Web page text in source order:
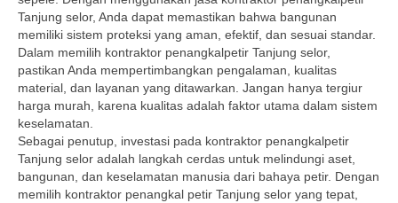
Tanjung selor, Anda dapat memastikan bahwa bangunan
memiliki sistem proteksi yang aman, efektif, dan sesuai standar.
Dalam memilih kontraktor penangkalpetir Tanjung selor,
pastikan Anda mempertimbangkan pengalaman, kualitas
material, dan layanan yang ditawarkan. Jangan hanya tergiur
harga murah, karena kualitas adalah faktor utama dalam sistem
keselamatan.
Sebagai penutup, investasi pada kontraktor penangkalpetir
Tanjung selor adalah langkah cerdas untuk melindungi aset,
bangunan, dan keselamatan manusia dari bahaya petir. Dengan
memilih kontraktor penangkal petir Tanjung selor yang tepat,